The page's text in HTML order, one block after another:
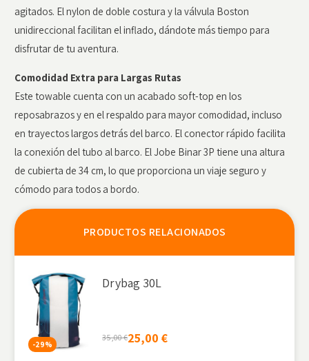
agitados. El nylon de doble costura y la válvula Boston
unidireccional facilitan el inflado, dándote más tiempo para
disfrutar de tu aventura.
Comodidad Extra para Largas Rutas
Este towable cuenta con un acabado soft-top en los
reposabrazos y en el respaldo para mayor comodidad, incluso
en trayectos largos detrás del barco. El conector rápido facilita
la conexión del tubo al barco. El Jobe Binar 3P tiene una altura
de cubierta de 34 cm, lo que proporciona un viaje seguro y
cómodo para todos a bordo.
PRODUCTOS RELACIONADOS
-29%
Drybag 30L
35,00€25,00€